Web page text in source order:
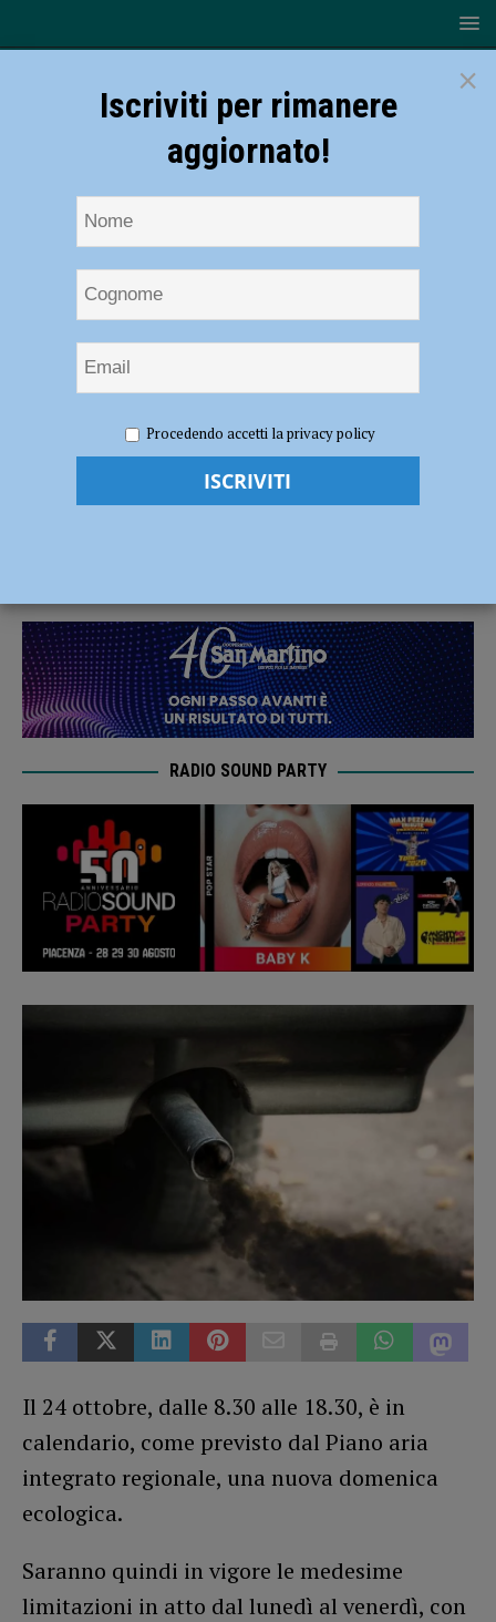
appuntamento con la domenica ecologica
Il 24 ottobre nuovo appuntamento con la
RADIO SOUND PARTY
Il 24 ottobre, dalle 8.30 alle 18.30, è in
calendario, come previsto dal Piano aria
integrato regionale, una nuova domenica
ecologica.
Saranno quindi in vigore le medesime
limitazioni in atto dal lunedì al venerdì, con
×
Iscriviti per rimanere
aggiornato!
Procedendo accetti la privacy policy